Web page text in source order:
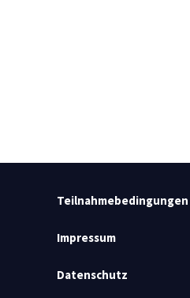
Teilnahmebedingungen
Impressum
Datenschutz